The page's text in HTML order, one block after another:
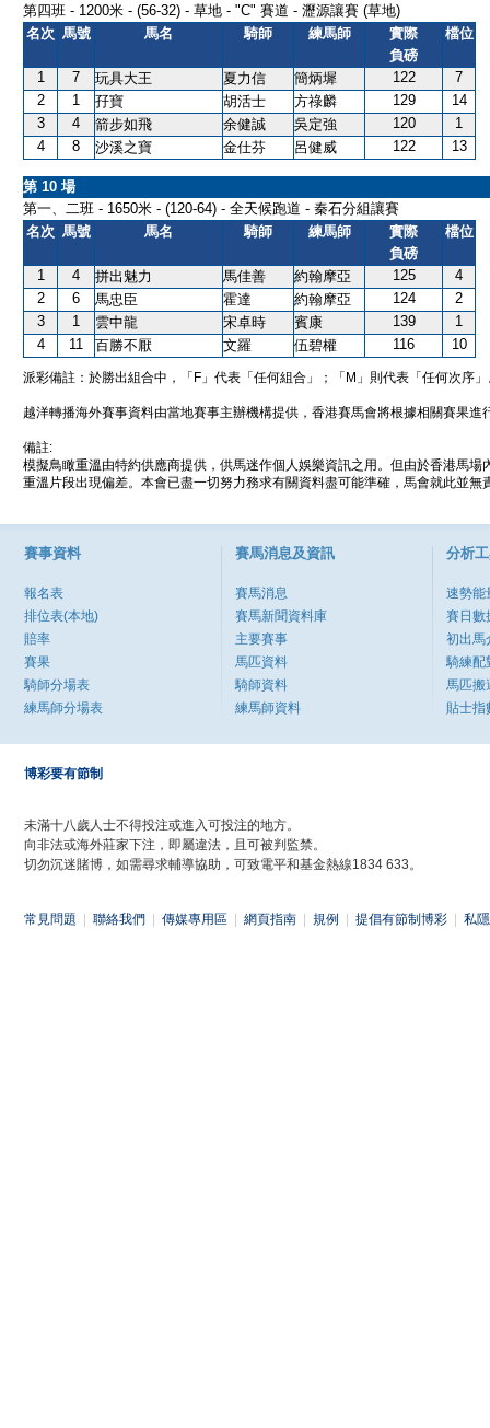
第四班 - 1200米 - (56-32) - 草地 - "C" 賽道 - 瀝源讓賽 (草地)
名次 馬號 馬名 騎師 練馬師
實際
負磅
檔位
1 7 玩具大王 夏力信 簡炳墀 122
7
2
1 孖寶 胡活士 方祿麟 129
14
3
4 箭步如飛 余健誠 吳定強 120
1
4
8 沙溪之寶 金仕芬 呂健威 122 13
第 10 場
第一、二班 - 1650米 - (120-64) - 全天候跑道 - 秦石分組讓賽
名次 馬號 馬名 騎師 練馬師
實際
負磅
檔位
1 4 拼出魅力 馬佳善 約翰摩亞 125
4
2
6 馬忠臣 霍達 約翰摩亞 124
2
3
1 雲中龍 宋卓時 賓康 139
1
4
11 百勝不厭 文羅 伍碧權 116 10
派彩備註：於勝出組合中，「F」代表「任何組合」；「M」則代表「任何次序
越洋轉播海外賽事資料由當地賽事主辦機構提供，香港賽馬會將根據相關賽果進
備註:
模擬鳥瞰重溫由特約供應商提供，供馬迷作個人娛樂資訊之用。但由於香港馬
重溫片段出現偏差。本會已盡一切努力務求有關資料盡可能準確，馬會就此並
賽事資料
報名表
排位表(本地)
賠率
賽果
騎師分場表
練馬師分場表
賽馬消息及資訊
賽馬消息
賽馬新聞資料庫
主要賽事
馬匹資料
騎師資料
練馬師資料
分析
速勢能
賽日數
初出馬
騎練配
馬匹搬
貼士指
博彩要有節制
未滿十八歲人士不得投注或進入可投注的地方。
向非法或海外莊家下注，即屬違法，且可被判監禁。
切勿沉迷賭博，如需尋求輔導協助，可致電平和基金熱線1834 633。
常見問題 聯絡我們 傳媒專用區 網頁指南 規例 提倡有節制博彩 私